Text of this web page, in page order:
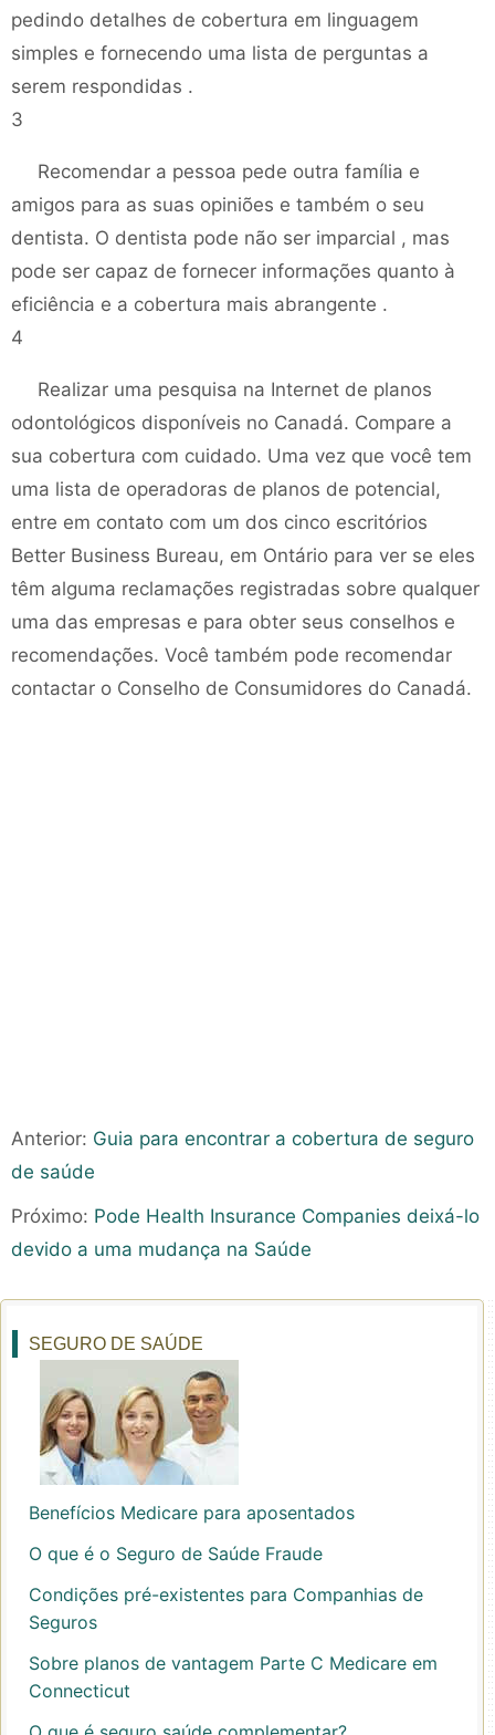
pedindo detalhes de cobertura em linguagem
simples e fornecendo uma lista de perguntas a
serem respondidas .
3
Recomendar a pessoa pede outra família e
amigos para as suas opiniões e também o seu
dentista. O dentista pode não ser imparcial , mas
pode ser capaz de fornecer informações quanto à
eficiência e a cobertura mais abrangente .
4
Realizar uma pesquisa na Internet de planos
odontológicos disponíveis no Canadá. Compare a
sua cobertura com cuidado. Uma vez que você tem
uma lista de operadoras de planos de potencial,
entre em contato com um dos cinco escritórios
Better Business Bureau, em Ontário para ver se eles
têm alguma reclamações registradas sobre qualquer
uma das empresas e para obter seus conselhos e
recomendações. Você também pode recomendar
contactar o Conselho de Consumidores do Canadá.
Anterior: Guia para encontrar a cobertura de seguro
de saúde
Próximo: Pode Health Insurance Companies deixá-lo
devido a uma mudança na Saúde
SEGURO DE SAÚDE
Benefícios Medicare para aposentados
O que é o Seguro de Saúde Fraude
Condições pré-existentes para Companhias de
Seguros
Sobre planos de vantagem Parte C Medicare em
Connecticut